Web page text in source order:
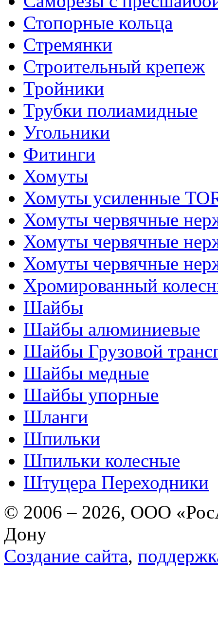
Стопорные кольца
Стремянки
Строительный крепеж
Тройники
Трубки полиамидные
Угольники
Фитинги
Хомуты
Хомуты усиленные
Хомуты червячные
Хомуты червячные
Хомуты червячные
Хромированный
Шайбы
Шайбы алюминиевые
Шайбы Грузовой
Шайбы медные
Шайбы упорные
Шланги
Шпильки
Шпильки колесные
Штуцера Переходники
© 2006 – 2026, ООО
Дону
Создание сайта,